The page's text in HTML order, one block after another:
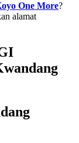
One More?
alamat